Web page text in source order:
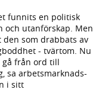
funnits en politisk
och utanförskap. Men
som drabbats av
- tvärtom. Nu
gå från ord till
sa arbetsmarknads-
i sitt